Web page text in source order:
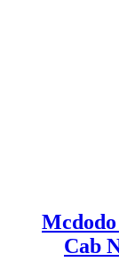
کابل چهار سر 60 وات مک دودو Mcdodo
Cab